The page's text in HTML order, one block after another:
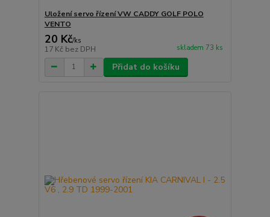
Uložení servo řízení VW CADDY GOLF POLO
VENTO
20 Kč/ks
17 Kč bez DPH skladem 73 ks
Přidat do košíku